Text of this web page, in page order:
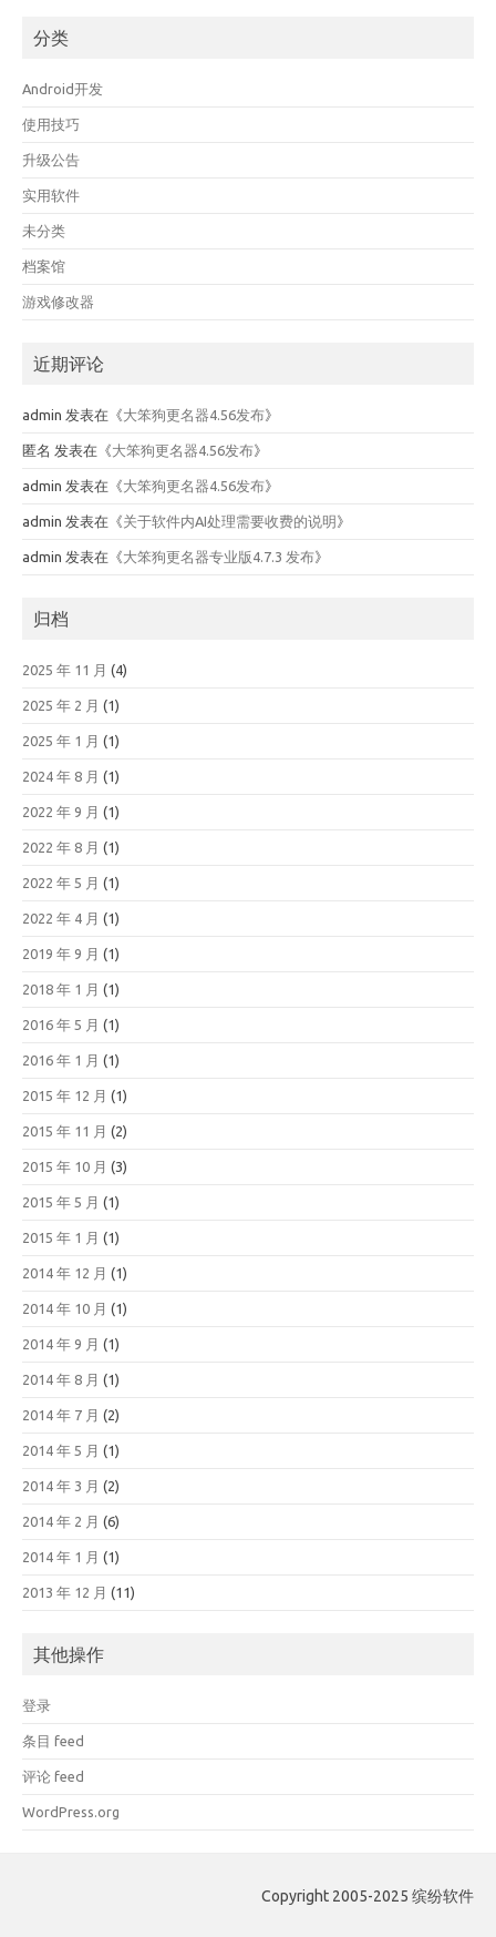
分类
Android开发
使用技巧
升级公告
实用软件
未分类
档案馆
游戏修改器
近期评论
admin 发表在《大笨狗更名器4.56发布》
匿名 发表在《大笨狗更名器4.56发布》
admin 发表在《大笨狗更名器4.56发布》
admin 发表在《关于软件内AI处理需要收费的说明 》
admin 发表在《大笨狗更名器专业版4.7.3 发布》
归档
2025 年 11 月 (4)
2025 年 2 月 (1)
2025 年 1 月 (1)
2024 年 8 月 (1)
2022 年 9 月 (1)
2022 年 8 月 (1)
2022 年 5 月 (1)
2022 年 4 月 (1)
2019 年 9 月 (1)
2018 年 1 月 (1)
2016 年 5 月 (1)
2016 年 1 月 (1)
2015 年 12 月 (1)
2015 年 11 月 (2)
2015 年 10 月 (3)
2015 年 5 月 (1)
2015 年 1 月 (1)
2014 年 12 月 (1)
2014 年 10 月 (1)
2014 年 9 月 (1)
2014 年 8 月 (1)
2014 年 7 月 (2)
2014 年 5 月 (1)
2014 年 3 月 (2)
2014 年 2 月 (6)
2014 年 1 月 (1)
2013 年 12 月 (11)
其他操作
登录
条目 feed
评论 feed
WordPress.org
Copyright 2005-2025 缤纷软件